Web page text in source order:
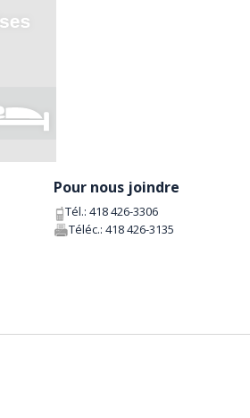
Pour nous joindre
Tél.: 418 426-3306
Téléc.: 418 426-3135